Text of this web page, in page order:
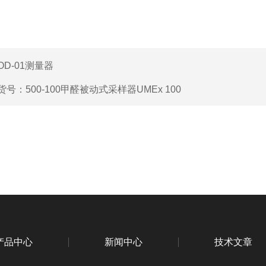
01测量器
号：500-100甲醛被动式采样器UMEx 100
品中心 新闻中心 技术文章